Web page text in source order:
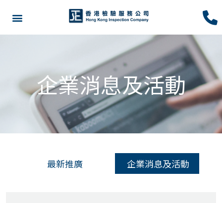
企業消息及活動
最新推廣 企業消息及活動